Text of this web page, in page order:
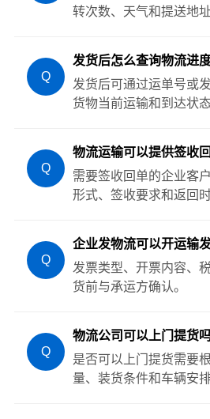
转次数、天气和提送地址
Q
发货后怎么查询物流进度
发货后可通过运单号或
货物当前运输和到达状态
Q
物流运输可以提供签收回
需要签收回单的企业客
形式、签收要求和返回时
Q
企业发物流可以开运输发
发票类型、开票内容、
货前与承运方确认。
Q
物流公司可以上门提货吗
是否可以上门提货需要
量、装货条件和车辆安排